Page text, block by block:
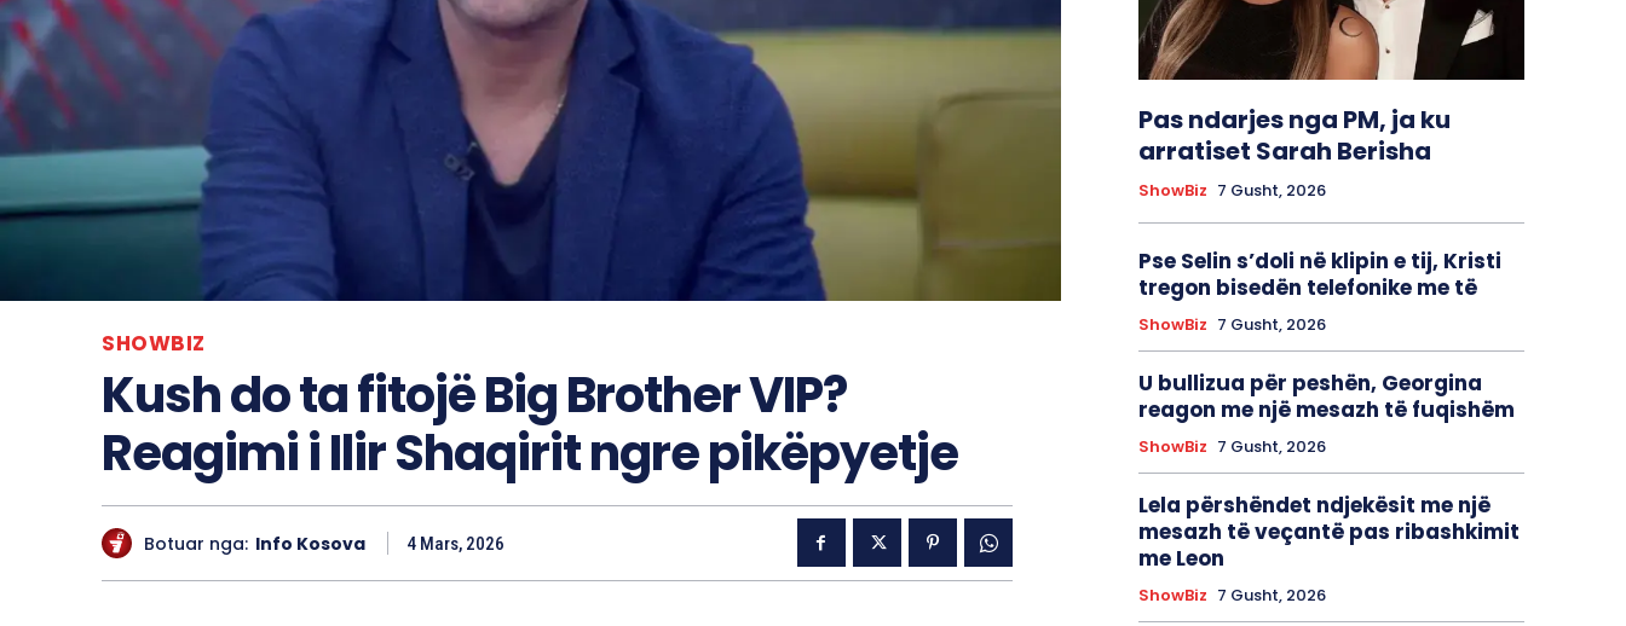
SHOWBIZ
Kush do ta fitojë Big Brother VIP?
Reagimi i Ilir Shaqirit ngre pikëpyetje
Botuar nga: Info Kosova 4 Mars, 2026
Pas ndarjes nga PM, ja ku
arratiset Sarah Berisha
ShowBiz 7 Gusht, 2026
Pse Selin s’doli në klipin e tij, Kristi
tregon bisedën telefonike me të
ShowBiz 7 Gusht, 2026
U bullizua për peshën, Georgina
reagon me një mesazh të fuqishëm
ShowBiz 7 Gusht, 2026
Lela përshëndet ndjekësit me një
mesazh të veçantë pas ribashkimit
me Leon
ShowBiz 7 Gusht, 2026